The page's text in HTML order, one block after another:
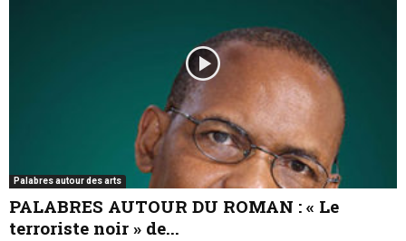
Palabres autour des arts
PALABRES AUTOUR DU ROMAN : « Le
terroriste noir » de...